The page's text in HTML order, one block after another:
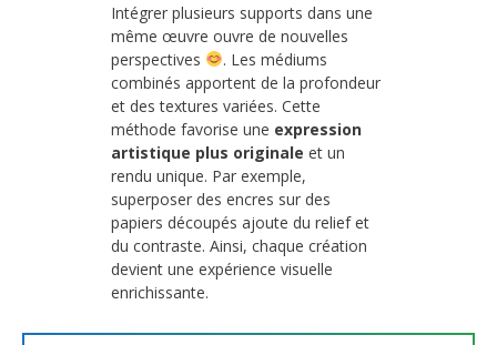
Intégrer plusieurs supports dans une
même œuvre ouvre de nouvelles
perspectives
. Les médiums
combinés apportent de la profondeur
et des textures variées. Cette
méthode favorise une expression
artistique plus originale et un
rendu unique. Par exemple,
superposer des encres sur des
papiers découpés ajoute du relief et
du contraste. Ainsi, chaque création
devient une expérience visuelle
enrichissante.